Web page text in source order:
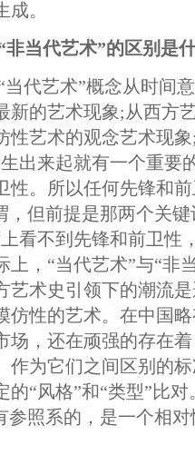
。
非当代艺术”的区别是
艺术”概念从时间
新的艺术现象;从西方
性艺术的观念艺术现
出来起就有一个重要
性。所以任何先锋和
，但前提是那两个关键
看不到先锋和前卫性
上，“当代艺术”与“非
艺术史引领下的潮流
仿性的艺术。在中国
场，还在顽强的存在
作为它们之间区别的
的“风格”和“类型”比
参照系的，是一个相